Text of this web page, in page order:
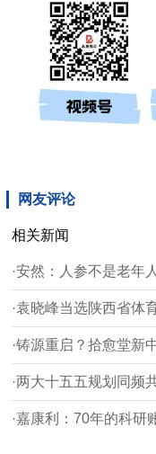
网友评论
相关新闻
·安然：人参不是老年
·袁晓峰当选陕西省体
·铸源重启？拾愈堂新
·两大十五五规划同频
·嘉康利：70年的科研